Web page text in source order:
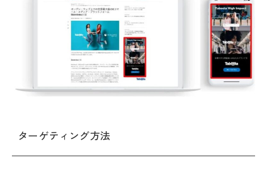
ターゲティング方法